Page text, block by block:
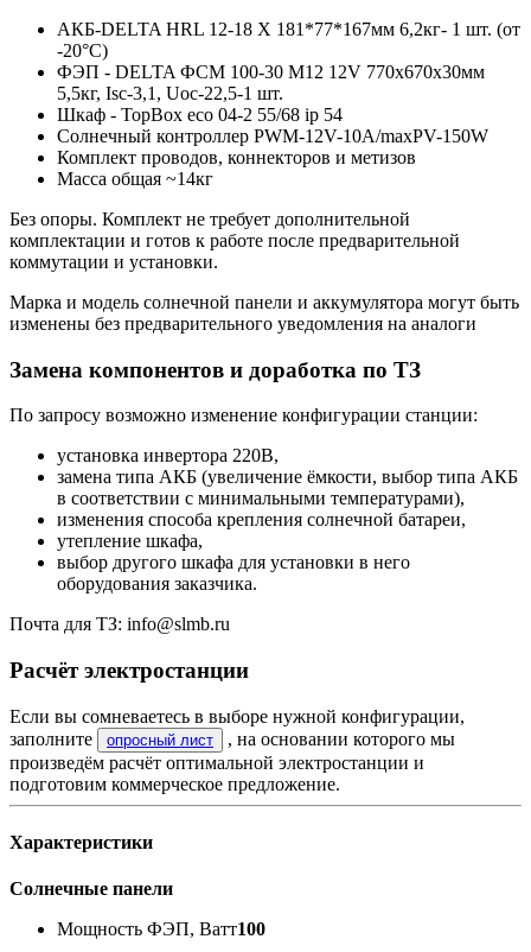
АКБ-DELTA HRL 12-18 X 181*77*167мм 6,2кг- 1 шт. (от
-20°С)
ФЭП - DELTA ФСМ 100-30 М12 12V 770х670x30мм
5,5кг, Isc-3,1, Uoc-22,5-1 шт.
Шкаф - TopBox eco 04-2 55/68 ip 54
Солнечный контроллер PWM-12V-10A/maxPV-150W
Комплект проводов, коннекторов и метизов
Масса общая ~14кг
Без опоры. Комплект не требует дополнительной
комплектации и готов к работе после предварительной
коммутации и установки.
Марка и модель солнечной панели и аккумулятора могут быть
изменены без предварительного уведомления на аналоги
Замена компонентов и доработка по ТЗ
По запросу возможно изменение конфигурации станции:
установка инвертора 220В,
замена типа АКБ (увеличение ёмкости, выбор типа АКБ
в соответствии с минимальными температурами),
изменения способа крепления солнечной батареи,
утепление шкафа,
выбор другого шкафа для установки в него
оборудования заказчика.
Почта для ТЗ: info@slmb.ru
Расчёт электростанции
Если вы сомневаетесь в выборе нужной конфигурации,
заполните
опросный лист
, на основании которого мы
произведём расчёт оптимальной электростанции и
подготовим коммерческое предложение.
Характеристики
Солнечные панели
Мощность ФЭП, Ватт100